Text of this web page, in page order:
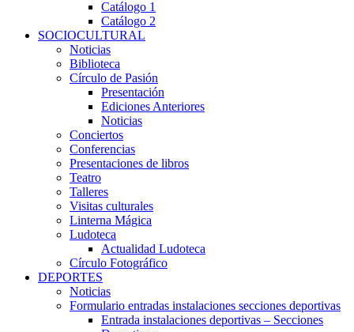
Catálogo 1
Catálogo 2
SOCIOCULTURAL
Noticias
Biblioteca
Círculo de Pasión
Presentación
Ediciones Anteriores
Noticias
Conciertos
Conferencias
Presentaciones de libros
Teatro
Talleres
Visitas culturales
Linterna Mágica
Ludoteca
Actualidad Ludoteca
Círculo Fotográfico
DEPORTES
Noticias
Formulario entradas instalaciones secciones deportivas
Entrada instalaciones deportivas – Secciones